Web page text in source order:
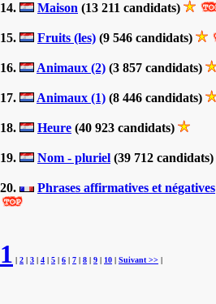
14. Maison (13 211 candidats)
15. Fruits (les) (9 546 candidats)
16. Animaux (2) (3 857 candidats)
17. Animaux (1) (8 446 candidats)
18. Heure (40 923 candidats)
19. Nom - pluriel (39 712 candidats)
20. Phrases affirmatives et négatives
1 | 2 | 3 | 4 | 5 | 6 | 7 | 8 | 9 | 10 | Suivant >> |